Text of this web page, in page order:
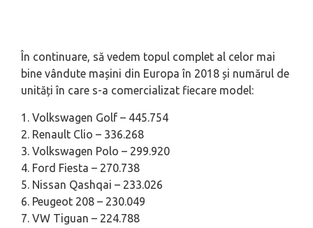
În continuare, să vedem topul complet al celor mai
bine vândute mașini din Europa în 2018 și numărul de
unități în care s-a comercializat fiecare model:
1. Volkswagen Golf – 445.754
2. Renault Clio – 336.268
3. Volkswagen Polo – 299.920
4. Ford Fiesta – 270.738
5. Nissan Qashqai – 233.026
6. Peugeot 208 – 230.049
7. VW Tiguan – 224.788